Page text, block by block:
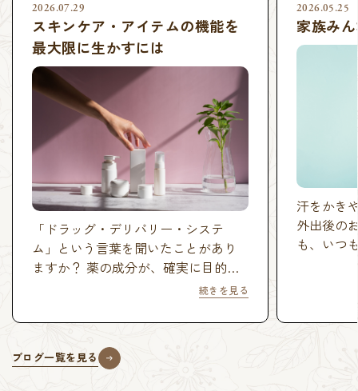
2026.07.29
スキンケア・アイテムの機能を
最大限に生かすには
「ドラッグ・デリバリー・システ
ム」という言葉を聞いたことがあり
ますか？ 薬の成分が、確実に目的の
場所に運ばれて効果を発揮するのを
ワクチンを研究・開発する過程で注
目されるようになった分野です。実
は、この技術は私たちが毎日使うお
続きを見る
2026.05.25
家族み
汗をかき
外出後の
も、いつ
うです。
ブログ一覧を見る